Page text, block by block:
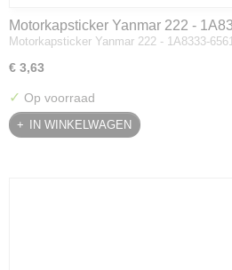
Motorkapsticker Yanmar 222 -
Motorkapsticker Yanmar 222 - 1A8333-
€ 3,63
✓ Op voorraad
IN WINKELWAGEN